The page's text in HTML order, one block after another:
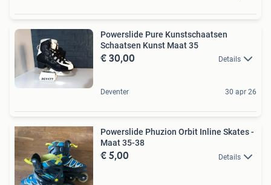
Powerslide Pure Kunstschaatsen
Schaatsen Kunst Maat 35
€ 30,00 Details
Deventer 30 apr 26
Powerslide Phuzion Orbit Inline Skates -
Maat 35-38
€ 5,00 Details